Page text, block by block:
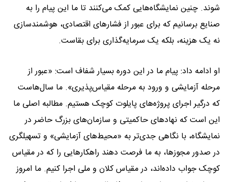
شوند. چنین نمایشگاه‌هایی کمک می‌کنند تا ما این پیام را به
صنایع برسانیم که برای عبور از فشارهای اقتصادی، هوشمندسازی
نه یک هزینه، بلکه یک سرمایه‌گذاری برای بقاست.
او ادامه داد: پیام ما در این دوره بسیار شفاف است: «عبور از
مرحله آزمایشی و ورود به مرحله مقیاس‌پذیری». ما سال‌هاست
که درگیر اجرای پروژه‌های پایلوت کوچک هستیم. مطالبه اصلی ما
این است که نهادهای حاکمیتی و سازمان‌های بزرگ حاضر در
نمایشگاه، با نگاهی جدی‌تر به «محیط‌های آزمایشی» و تسهیلگری
در صدور مجوزها، به ما فرصت دهند راهکارهایی را که در مقیاس
کوچک جواب داده‌اند، در مقیاس کلان و ملی اجرا کنیم. ما امروز